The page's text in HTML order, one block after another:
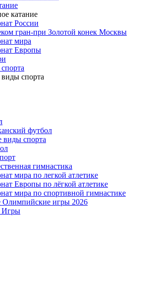
катание
России
гран-при Золотой конек Москвы
мира
Европы
спорта
футбол
спорта
гимнастика
мира по легкой атлетике
Европы по лёгкой атлетике
мира по спортивной гимнастике
Олимпийские игры 2026
Игры